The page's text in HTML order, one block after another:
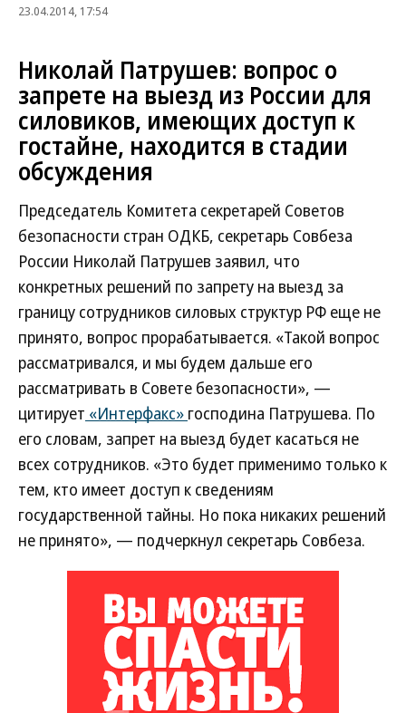
23.04.2014, 17:54
Николай Патрушев: вопрос о
запрете на выезд из России для
силовиков, имеющих доступ к
гостайне, находится в стадии
обсуждения
Председатель Комитета секретарей Советов
безопасности стран ОДКБ, секретарь Совбеза
России Николай Патрушев заявил, что
конкретных решений по запрету на выезд за
границу сотрудников силовых структур РФ еще не
принято, вопрос прорабатывается. «Такой вопрос
рассматривался, и мы будем дальше его
рассматривать в Совете безопасности», —
цитирует «Интерфакс» господина Патрушева. По
его словам, запрет на выезд будет касаться не
всех сотрудников. «Это будет применимо только к
тем, кто имеет доступ к сведениям
государственной тайны. Но пока никаких решений
не принято», — подчеркнул секретарь Совбеза.